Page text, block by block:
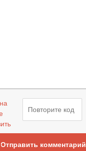
Отправить комментарий